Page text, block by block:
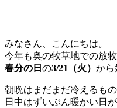
みなさん、こんにちは。
今年も奥の牧草地での放
春分の日 の3/21（火） から
朝晩はまだまだ冷えるもの
日中はずいぶん暖かい日